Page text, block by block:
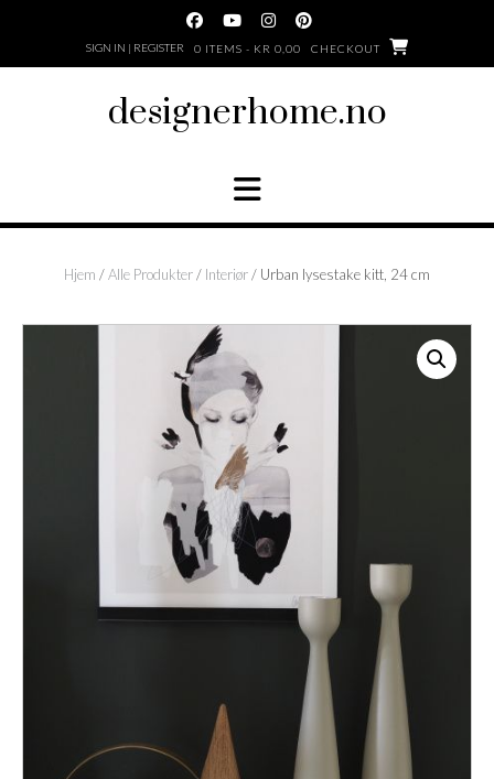
SIGN IN | REGISTER 0 ITEMS - KR 0,00 CHECKOUT
designerhome.no
Hjem /Alle Produkter/ Interiør/ Urban lysestake kitt, 24 cm